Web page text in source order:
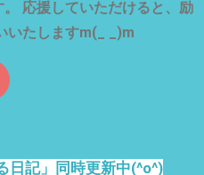
応援していただけると、励
いたしますm(_ _)m
日記」同時更新中(^o^)